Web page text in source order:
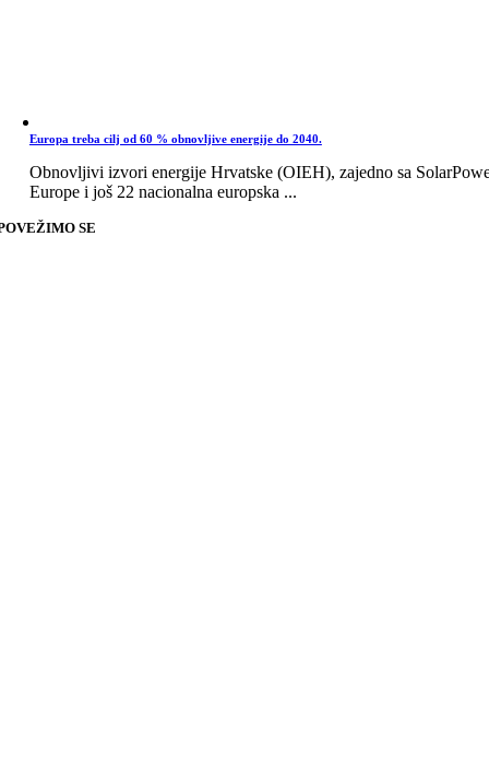
Europa treba cilj od 60 % obnovljive energije do 2040.
Obnovljivi izvori energije Hrvatske (OIEH), zajedno sa
Europe i još 22 nacionalna europska ...
SE